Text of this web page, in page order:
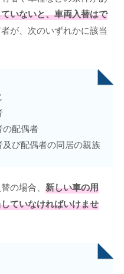
いないと、車両入替はで
が、次のいずれかに該当
の配偶者
び配偶者の同居の親族
の場合、 新しい車の用
ていなければいけませ